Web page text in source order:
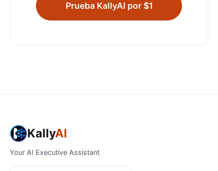
Prueba KallyAI por $1
KallyAI
Your AI Executive Assistant